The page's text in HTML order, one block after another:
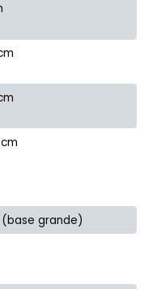
(base grande)